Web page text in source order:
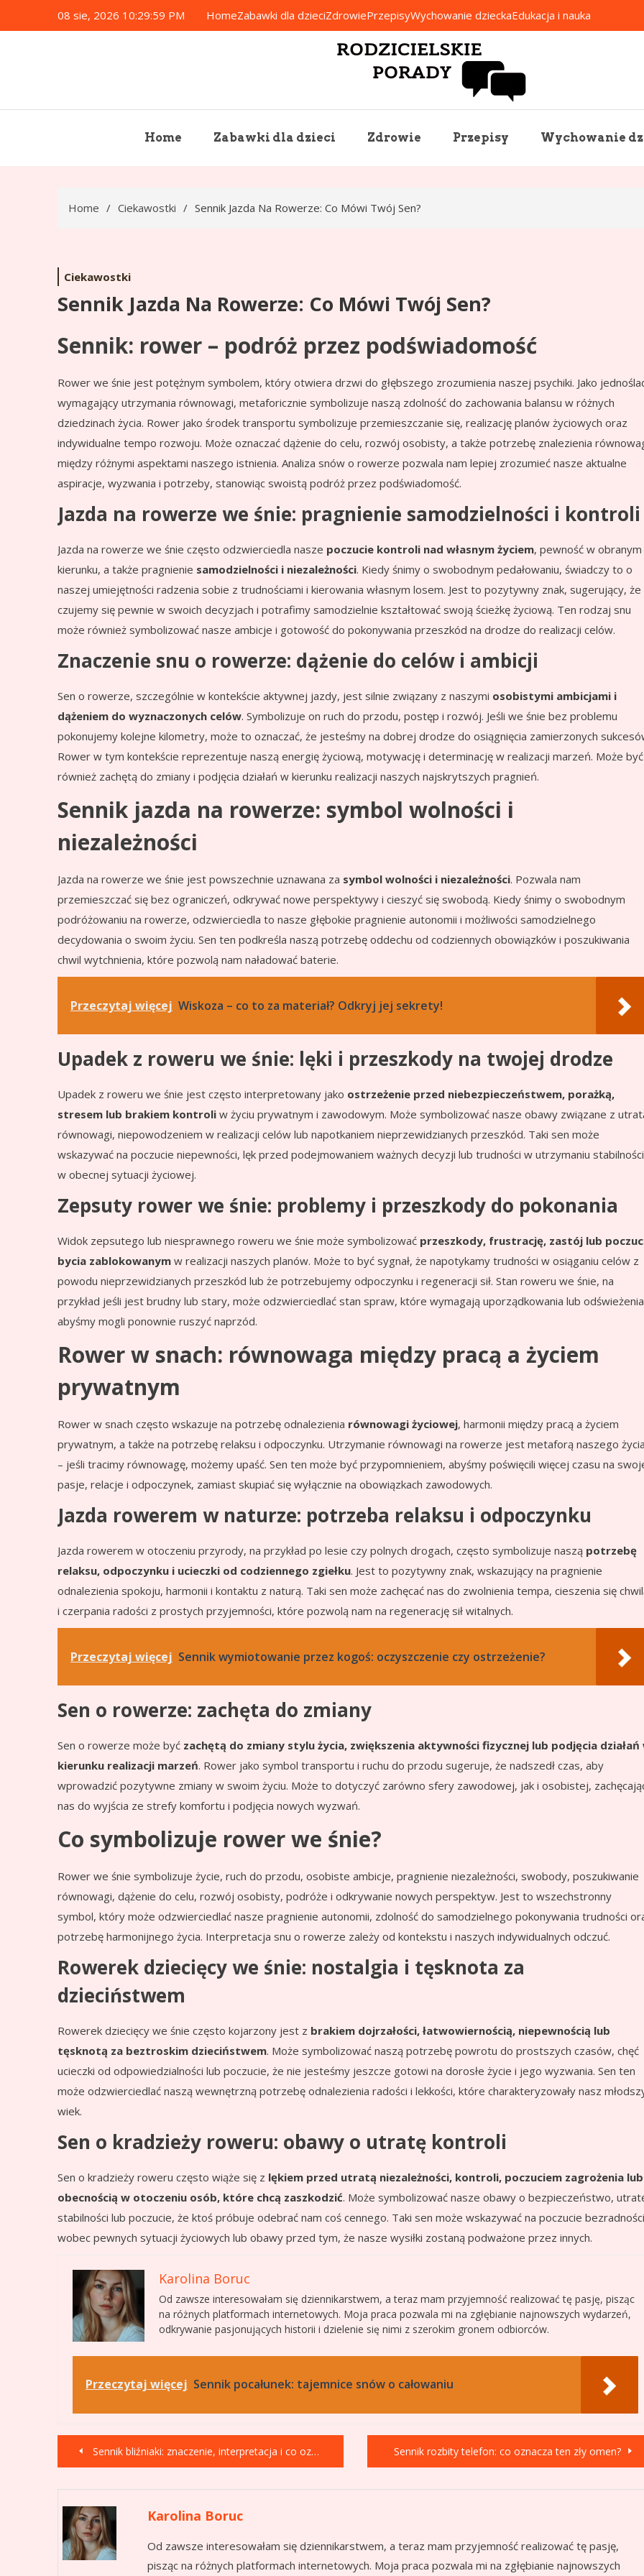
to
08 sie, 2026 10:30:00 PM HomeZabawki dla dzieciZdrowiePrzepisyWychowanie dzieckaEdukacja i nauka
Rodzicielskie Porady
Home Zabawki dla dzieci Zdrowie Przepisy Wychowanie
Home Ciekawostki Sennik Jazda Na Rowerze: Co Mówi Twój Sen?
Ciekawostki
Sennik Jazda Na Rowerze: Co Mówi Twój Sen?
Sennik: rower – podróż przez podświadomość
Rower we śnie jest potężnym symbolem, który otwiera drzwi do głębszego zrozumienia naszej psychiki. Jako
wymagający utrzymania równowagi, metaforicznie symbolizuje naszą zdolność do zachowania balansu w różnych
dziedzinach życia. Rower jako środek transportu symbolizuje przemieszczanie się, realizację planów życiowych oraz
indywidualne tempo rozwoju. Może oznaczać dążenie do celu, rozwój osobisty, a także potrzebę znalezienia
między różnymi aspektami naszego istnienia. Analiza snów o rowerze pozwala nam lepiej zrozumieć nasze aktualne
aspiracje, wyzwania i potrzeby, stanowiąc swoistą podróż przez podświadomość.
Jazda na rowerze we śnie: pragnienie samodzielności i kontroli
Jazda na rowerze we śnie często odzwierciedla nasze poczucie kontroli nad własnym życiem, pewność w obranym
kierunku, a także pragnienie samodzielności i niezależności. Kiedy śnimy o swobodnym pedałowaniu, świadczy to o
naszej umiejętności radzenia sobie z trudnościami i kierowania własnym losem. Jest to pozytywny znak, sugerujący, że
czujemy się pewnie w swoich decyzjach i potrafimy samodzielnie kształtować swoją ścieżkę życiową. Ten rodzaj snu
może również symbolizować nasze ambicje i gotowość do pokonywania przeszkód na drodze do realizacji celów.
Znaczenie snu o rowerze: dążenie do celów i ambicji
Sen o rowerze, szczególnie w kontekście aktywnej jazdy, jest silnie związany z naszymi osobistymi ambicjami i
dążeniem do wyznaczonych celów. Symbolizuje on ruch do przodu, postęp i rozwój. Jeśli we śnie bez problemu
pokonujemy kolejne kilometry, może to oznaczać, że jesteśmy na dobrej drodze do osiągnięcia zamierzonych
Rower w tym kontekście reprezentuje naszą energię życiową, motywację i determinację w realizacji marzeń. Może być
również zachętą do zmiany i podjęcia działań w kierunku realizacji naszych najskrytszych pragnień.
Sennik jazda na rowerze: symbol wolności i
niezależności
Jazda na rowerze we śnie jest powszechnie uznawana za symbol wolności i niezależności. Pozwala nam
przemieszczać się bez ograniczeń, odkrywać nowe perspektywy i cieszyć się swobodą. Kiedy śnimy o swobodnym
podróżowaniu na rowerze, odzwierciedla to nasze głębokie pragnienie autonomii i możliwości samodzielnego
decydowania o swoim życiu. Sen ten podkreśla naszą potrzebę oddechu od codziennych obowiązków i poszukiwania
chwil wytchnienia, które pozwolą nam naładować baterie.
Przeczytaj więcej Wiskoza – co to za materiał? Odkryj jej sekrety!
Upadek z roweru we śnie: lęki i przeszkody na twojej drodze
Upadek z roweru we śnie jest często interpretowany jako ostrzeżenie przed niebezpieczeństwem, porażką,
stresem lub brakiem kontroli w życiu prywatnym i zawodowym. Może symbolizować nasze obawy związane z
równowagi, niepowodzeniem w realizacji celów lub napotkaniem nieprzewidzianych przeszkód. Taki sen może
wskazywać na poczucie niepewności, lęk przed podejmowaniem ważnych decyzji lub trudności w utrzymaniu stabilności
w obecnej sytuacji życiowej.
Zepsuty rower we śnie: problemy i przeszkody do pokonania
Widok zepsutego lub niesprawnego roweru we śnie może symbolizować przeszkody, frustrację, zastój lub
bycia zablokowanym w realizacji naszych planów. Może to być sygnał, że napotykamy trudności w osiąganiu celów z
powodu nieprzewidzianych przeszkód lub że potrzebujemy odpoczynku i regeneracji sił. Stan roweru we śnie, na
przykład jeśli jest brudny lub stary, może odzwierciedlać stan spraw, które wymagają uporządkowania lub
abyśmy mogli ponownie ruszyć naprzód.
Rower w snach: równowaga między pracą a życiem
prywatnym
Rower w snach często wskazuje na potrzebę odnalezienia równowagi życiowej, harmonii między pracą a życiem
prywatnym, a także na potrzebę relaksu i odpoczynku. Utrzymanie równowagi na rowerze jest metaforą naszego życia
– jeśli tracimy równowagę, możemy upaść. Sen ten może być przypomnieniem, abyśmy poświęcili więcej czasu na
pasje, relacje i odpoczynek, zamiast skupiać się wyłącznie na obowiązkach zawodowych.
Jazda rowerem w naturze: potrzeba relaksu i odpoczynku
Jazda rowerem w otoczeniu przyrody, na przykład po lesie czy polnych drogach, często symbolizuje naszą potrzebę
relaksu, odpoczynku i ucieczki od codziennego zgiełku. Jest to pozytywny znak, wskazujący na pragnienie
odnalezienia spokoju, harmonii i kontaktu z naturą. Taki sen może zachęcać nas do zwolnienia tempa, cieszenia się
i czerpania radości z prostych przyjemności, które pozwolą nam na regenerację sił witalnych.
Przeczytaj więcej Sennik wymiotowanie przez kogoś: oczyszczenie czy ostrzeżenie?
Sen o rowerze: zachęta do zmiany
Sen o rowerze może być zachętą do zmiany stylu życia, zwiększenia aktywności fizycznej lub podjęcia działań
kierunku realizacji marzeń. Rower jako symbol transportu i ruchu do przodu sugeruje, że nadszedł czas, aby
wprowadzić pozytywne zmiany w swoim życiu. Może to dotyczyć zarówno sfery zawodowej, jak i osobistej,
nas do wyjścia ze strefy komfortu i podjęcia nowych wyzwań.
Co symbolizuje rower we śnie?
Rower we śnie symbolizuje życie, ruch do przodu, osobiste ambicje, pragnienie niezależności, swobody, poszukiwanie
równowagi, dążenie do celu, rozwój osobisty, podróże i odkrywanie nowych perspektyw. Jest to wszechstronny
symbol, który może odzwierciedlać nasze pragnienie autonomii, zdolność do samodzielnego pokonywania trudności
potrzebę harmonijnego życia. Interpretacja snu o rowerze zależy od kontekstu i naszych indywidualnych odczuć.
Rowerek dziecięcy we śnie: nostalgia i tęsknota za
dzieciństwem
Rowerek dziecięcy we śnie często kojarzony jest z brakiem dojrzałości, łatwowiernością, niepewnością lub
tęsknotą za beztroskim dzieciństwem. Może symbolizować naszą potrzebę powrotu do prostszych czasów, chęć
ucieczki od odpowiedzialności lub poczucie, że nie jesteśmy jeszcze gotowi na dorosłe życie i jego wyzwania. Sen ten
może odzwierciedlać naszą wewnętrzną potrzebę odnalezienia radości i lekkości, które charakteryzowały nasz
wiek.
Sen o kradzieży roweru: obawy o utratę kontroli
Sen o kradzieży roweru często wiąże się z lękiem przed utratą niezależności, kontroli, poczuciem zagrożenia lub
obecnością w otoczeniu osób, które chcą zaszkodzić. Może symbolizować nasze obawy o bezpieczeństwo,
stabilności lub poczucie, że ktoś próbuje odebrać nam coś cennego. Taki sen może wskazywać na poczucie bezradności
wobec pewnych sytuacji życiowych lub obawy przed tym, że nasze wysiłki zostaną podważone przez innych.
Karolina Boruc
Od zawsze interesowałam się dziennikarstwem, a teraz mam przyjemność realizować tę pasję, pisząc
na różnych platformach internetowych. Moja praca pozwala mi na zgłębianie najnowszych wydarzeń,
odkrywanie pasjonujących historii i dzielenie się nimi z szerokim gronem odbiorców.
Przeczytaj więcej Sennik pocałunek: tajemnice snów o całowaniu
Nawigacja
wpisu
Sennik bliźniaki: znaczenie, interpretacja i co oznacza twój sen Sennik rozbity telefon: co oznacza ten zły omen?
Karolina Boruc
Od zawsze interesowałam się dziennikarstwem, a teraz mam przyjemność realizować tę pasję,
pisząc na różnych platformach internetowych. Moja praca pozwala mi na zgłębianie najnowszych